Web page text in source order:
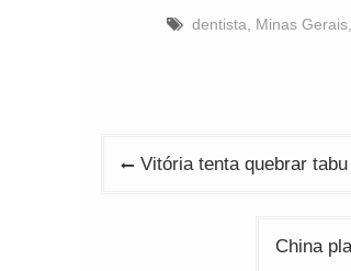
dentista Minas Gerais
Navegação
Vitória tenta quebrar
China